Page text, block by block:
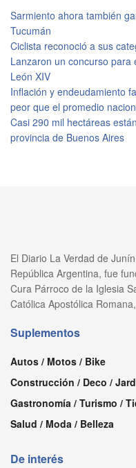
Sarmiento ahora también
Tucumán
Ciclista reconoció a sus
Lanzaron un concurso para
León XIV
Inflación y endeudamiento
peor que el promedio
Casi 290 mil hectáreas
provincia de Buenos Aires
El Diario La Verdad de
República Argentina, fue
Cura Párroco de la Iglesia
Católica Apostólica
Suplementos
Autos / Motos / Bike
Construcción / Deco /
Gastronomía / Turismo /
Salud / Moda / Belleza
De interés